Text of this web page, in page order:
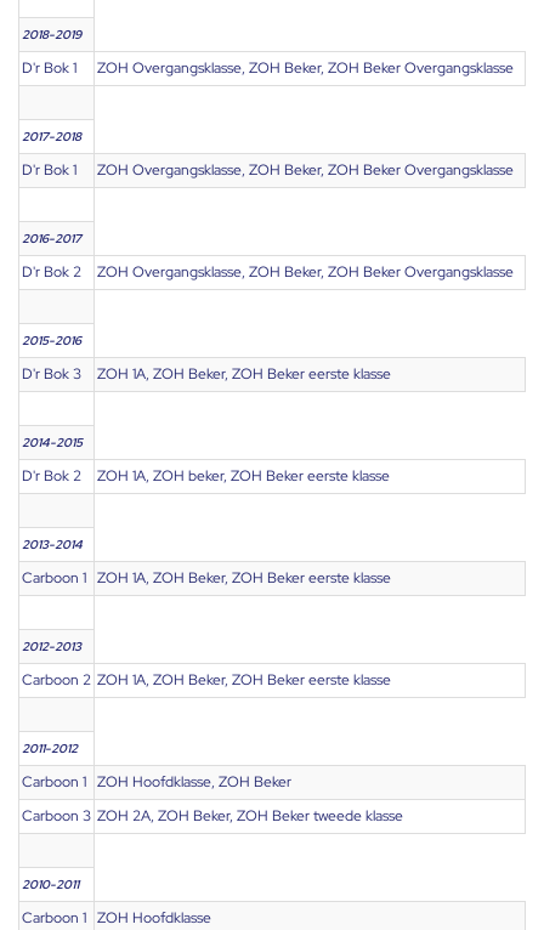
2018-2019
D'r Bok 1 ZOH Overgangsklasse, ZOH Beker, ZOH Beker Overgangsklasse
2017-2018
D'r Bok 1 ZOH Overgangsklasse, ZOH Beker, ZOH Beker Overgangsklasse
2016-2017
D'r Bok 2 ZOH Overgangsklasse, ZOH Beker, ZOH Beker Overgangsklasse
2015-2016
D'r Bok 3 ZOH 1A, ZOH Beker, ZOH Beker eerste klasse
2014-2015
D'r Bok 2 ZOH 1A, ZOH beker, ZOH Beker eerste klasse
2013-2014
Carboon 1 ZOH 1A, ZOH Beker, ZOH Beker eerste klasse
2012-2013
Carboon 2 ZOH 1A, ZOH Beker, ZOH Beker eerste klasse
2011-2012
Carboon 1 ZOH Hoofdklasse, ZOH Beker
Carboon 3 ZOH 2A, ZOH Beker, ZOH Beker tweede klasse
2010-2011
Carboon 1 ZOH Hoofdklasse